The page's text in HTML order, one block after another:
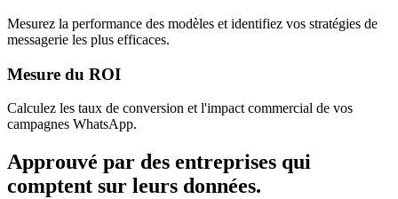
Mesurez la performance des modèles et identifiez vos stratégies de
messagerie les plus efficaces.
Mesure du ROI
Calculez les taux de conversion et l'impact commercial de vos
campagnes WhatsApp.
Approuvé par des entreprises qui
comptent sur leurs données.